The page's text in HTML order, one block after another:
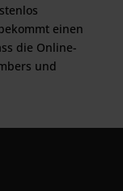
einen
die Online-
und